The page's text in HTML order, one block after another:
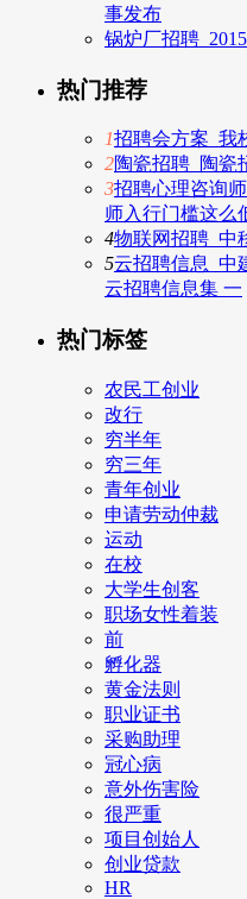
事发布
锅炉厂招聘
热门推荐
1招聘会方案_我
2陶瓷招聘_陶瓷
3招聘心理咨询
师入行门槛这么
4物联网招聘_中
5云招聘信息_中
云招聘信息集 一
热门标签
农民工创业
改行
穷半年
穷三年
青年创业
申请劳动仲裁
运动
在校
大学生创客
职场女性着装
前
孵化器
黄金法则
职业证书
采购助理
冠心病
意外伤害险
很严重
项目创始人
创业贷款
HR